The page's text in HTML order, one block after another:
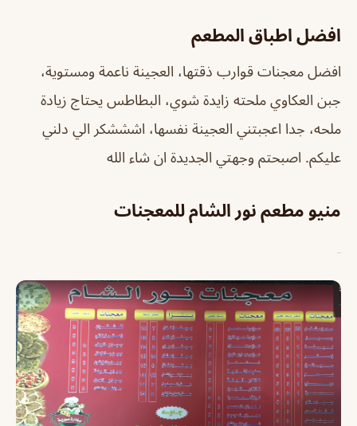
افضل اطباق المطعم
افضل معجنات قوارب ذقتها، العجينة ناعمة ومستوية،
جبن العكاوي ملحته زايدة شوي، البطاطس يحتاج زيادة
ملحه، جدا اعجبتني العجينة نفسها، اشششكر الي دلني
عليكم. اصبحتم وجهتي الجديدة ان شاء الله
منيو مطعم نور الشام للمعجنات